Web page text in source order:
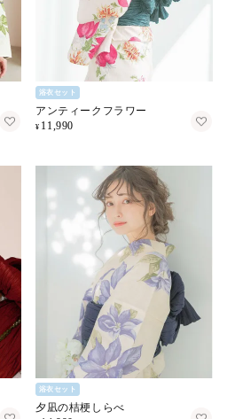
浴衣セット
アンティークフラワー
¥ 11,990
浴衣セット
夕凪の桔梗しらべ